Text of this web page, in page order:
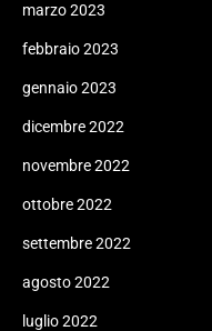
marzo 2023
febbraio 2023
gennaio 2023
dicembre 2022
novembre 2022
ottobre 2022
settembre 2022
agosto 2022
luglio 2022